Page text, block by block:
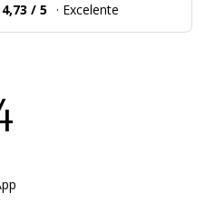
4,73 / 5 · Excelente